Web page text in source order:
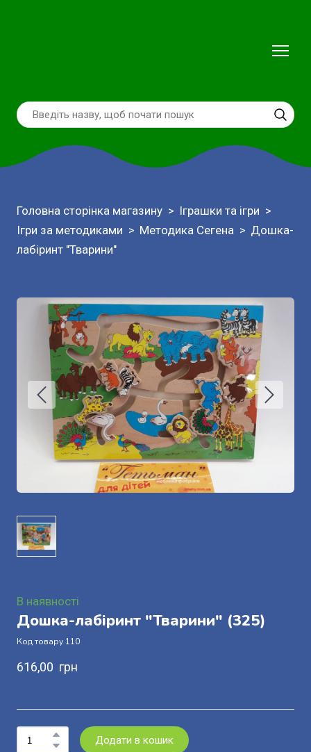
Головна сторінка магазину
Іграшки та ігри
Ігри за методиками
Методика Сегена
Дошка-
лабіринт "Тварини"
В наявності
Дошка-лабіринт "Тварини" (325)
Код товару 110
616,00  грн
Додати в кошик